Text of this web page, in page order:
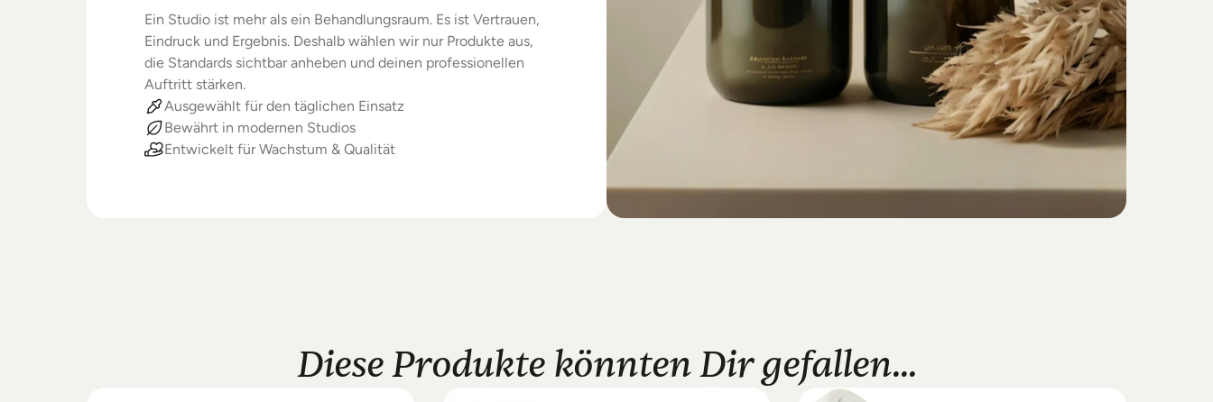
Ein Studio ist mehr als ein Behandlungsraum. Es ist Vertrauen,
Eindruck und Ergebnis. Deshalb wählen wir nur Produkte aus,
die Standards sichtbar anheben und deinen professionellen
Auftritt stärken.
Ausgewählt für den täglichen Einsatz
Bewährt in modernen Studios
Entwickelt für Wachstum & Qualität
Diese Produkte könnten Dir gefallen...